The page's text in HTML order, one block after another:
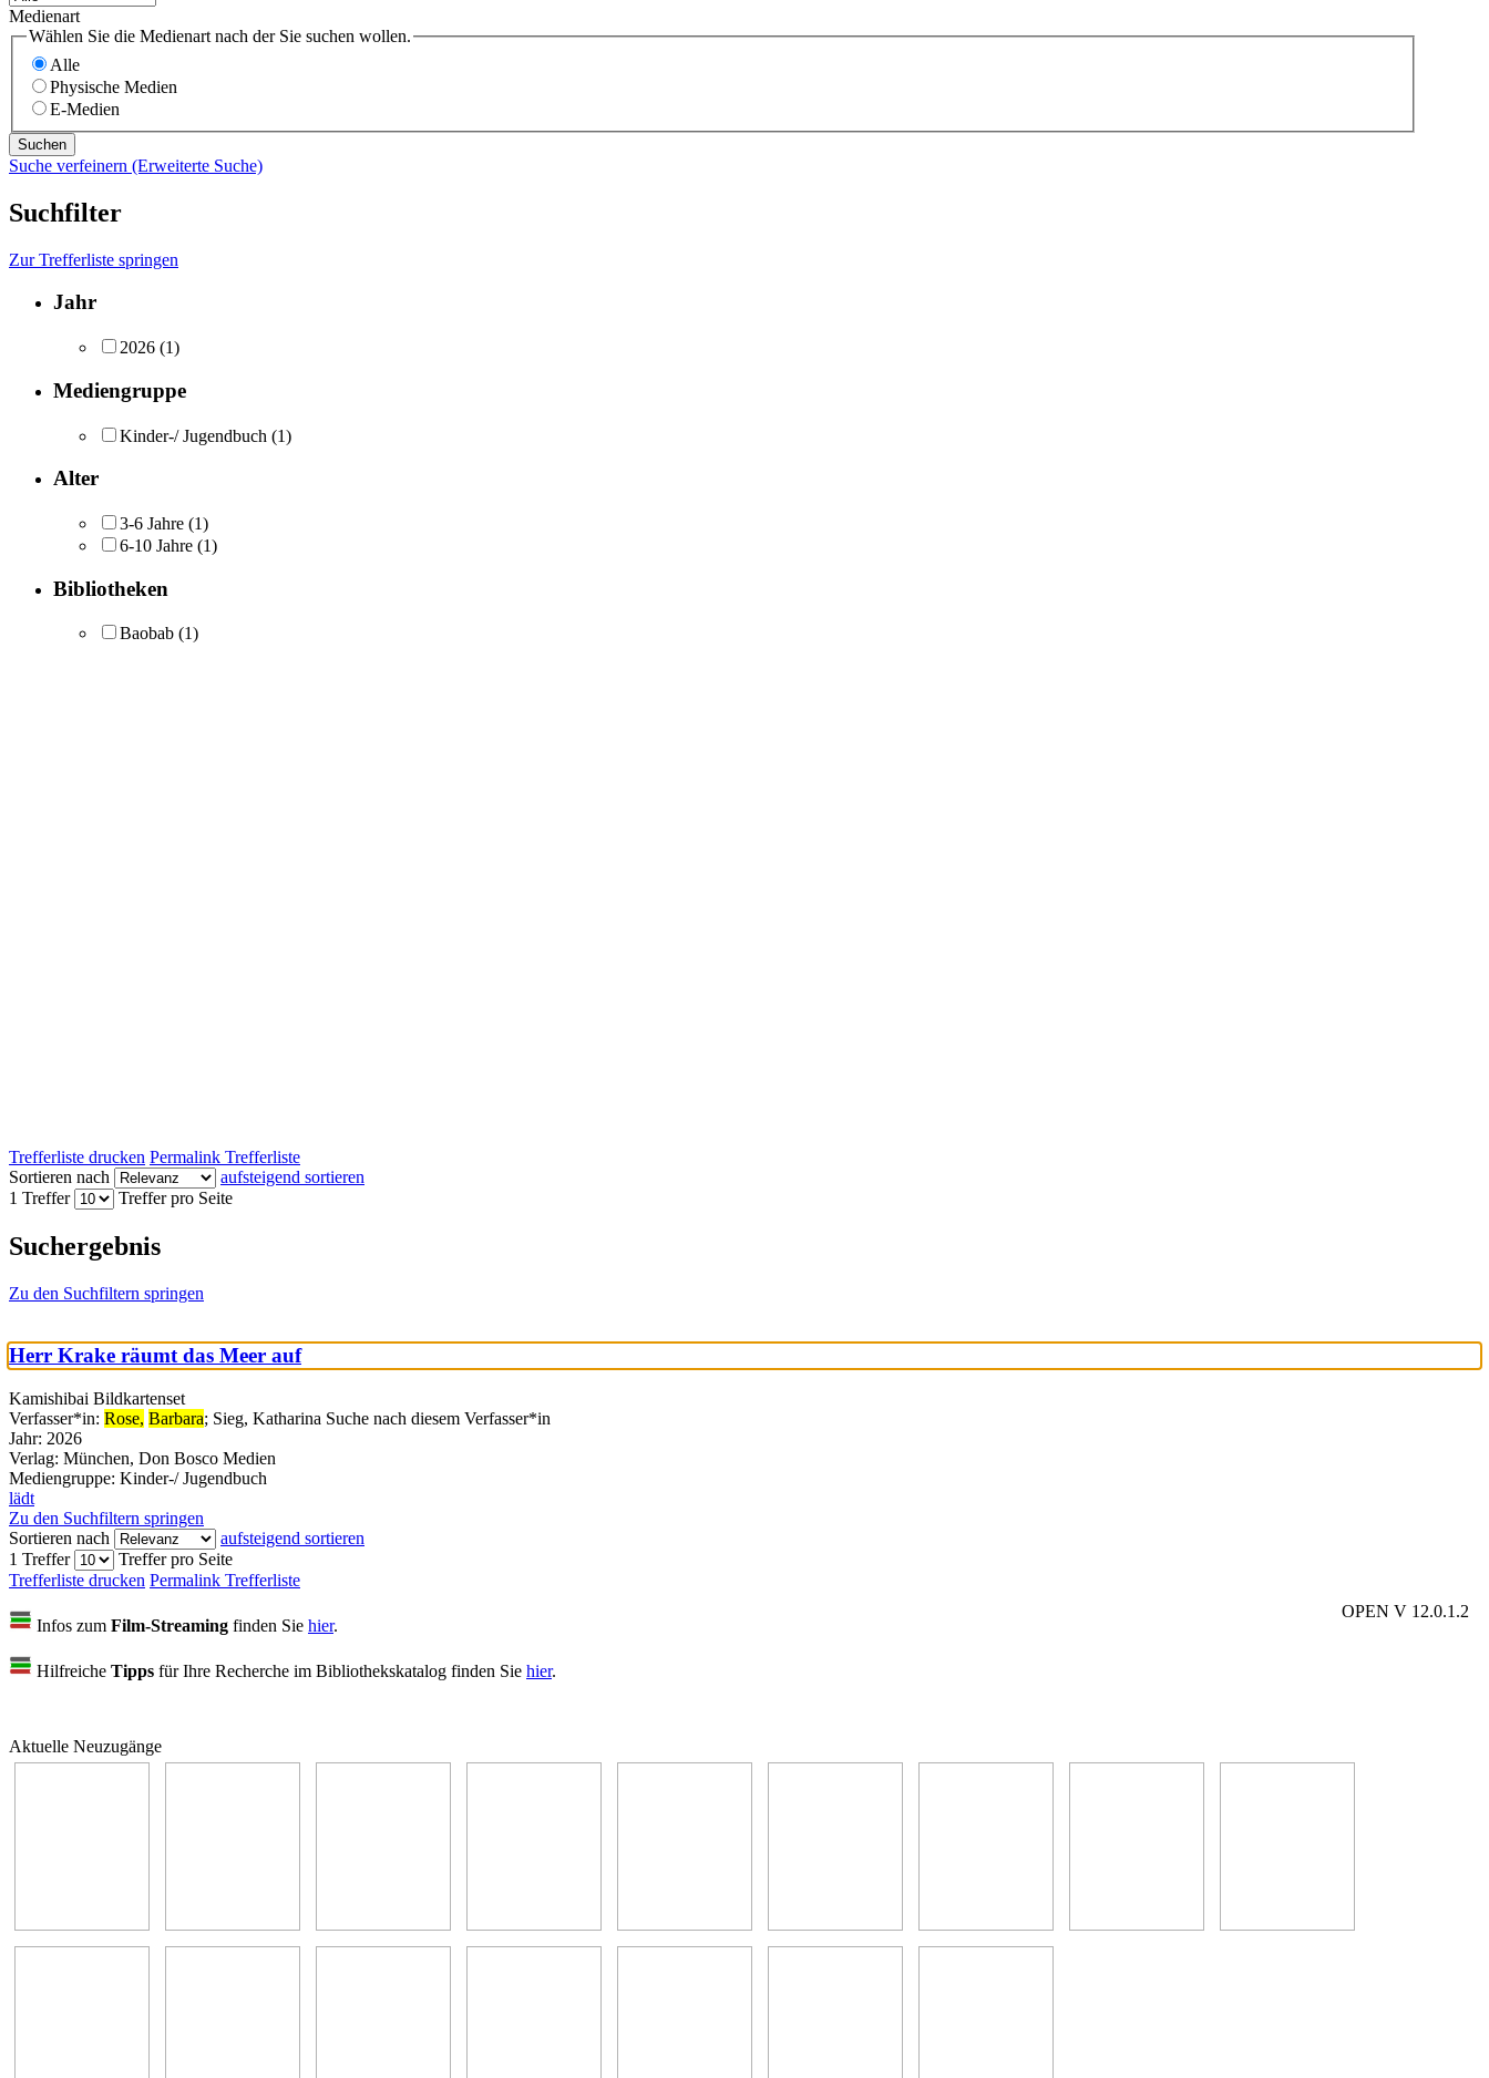
Medienart
Wählen Sie die Medienart nach der Sie suchen wollen.
Alle
Physische Medien
E-Medien
Suche verfeinern (Erweiterte Suche)
Suchfilter
Zur Trefferliste springen
Jahr
2026 (1)
Mediengruppe
Kinder-/ Jugendbuch (1)
Alter
3-6 Jahre (1)
6-10 Jahre (1)
Bibliotheken
Baobab (1)
Trefferliste drucken Permalink Trefferliste
Sortieren nach
aufsteigend sortieren
1 Treffer
Treffer pro Seite
Suchergebnis
Zu den Suchfiltern springen
Herr Krake räumt das Meer auf
Kamishibai Bildkartenset
Verfasser*in: Rose, Barbara; Sieg, Katharina Suche nach diesem Verfasser*in
Jahr: 2026
Verlag: München, Don Bosco Medien
Mediengruppe: Kinder-/ Jugendbuch
lädt
Zu den Suchfiltern springen
Sortieren nach
aufsteigend sortieren
1 Treffer
Treffer pro Seite
Trefferliste drucken Permalink Trefferliste
OPEN V 12.0.1.2
Infos zum Film-Streaming finden Sie hier.
Hilfreiche Tipps für Ihre Recherche im Bibliothekskatalog finden Sie hier.
Aktuelle Neuzugänge